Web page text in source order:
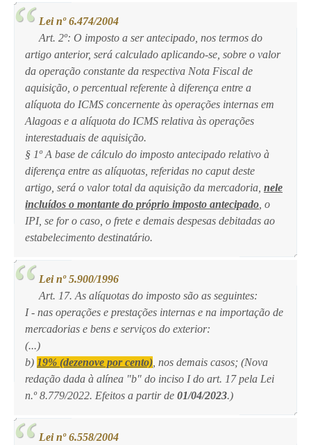
Lei nº 6.474/2004
Art. 2º: O imposto a ser antecipado, nos termos do
artigo anterior, será calculado aplicando-se, sobre o valor
da operação constante da respectiva Nota Fiscal de
aquisição, o percentual referente à diferença entre a
alíquota do ICMS concernente às operações internas em
Alagoas e a alíquota do ICMS relativa às operações
interestaduais de aquisição.
§ 1º A base de cálculo do imposto antecipado relativo à
diferença entre as alíquotas, referidas no caput deste
artigo, será o valor total da aquisição da mercadoria, nele
incluídos o montante do próprio imposto antecipado , o
IPI, se for o caso, o frete e demais despesas debitadas ao
estabelecimento destinatário.
Lei nº 5.900/1996
Art. 17. As alíquotas do imposto são as seguintes:
I - nas operações e prestações internas e na importação de
mercadorias e bens e serviços do exterior:
(...)
b) 19% (dezenove por cento) , nos demais casos; (Nova
redação dada à alínea "b" do inciso I do art. 17 pela Lei
n.º 8.779/2022. Efeitos a partir de 01/04/2023.)
Lei nº 6.558/2004